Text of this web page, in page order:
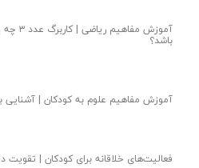
آموزش
باشد؟
آموزش مفاهیم علوم به کودکان | آشنایی
فعالیت‌های خلاقانه برای کودکان |